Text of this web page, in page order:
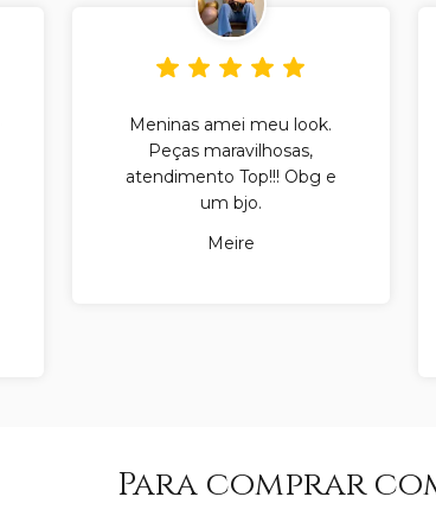
Meninas amei meu look.
Peças maravilhosas,
atendimento Top!!! Obg e
um bjo.
Meire
Para comprar